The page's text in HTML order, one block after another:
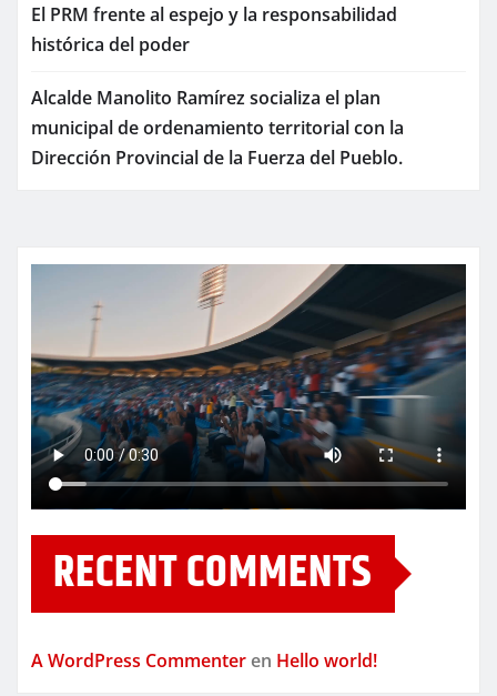
El PRM frente al espejo y la responsabilidad
histórica del poder
Alcalde Manolito Ramírez socializa el plan
municipal de ordenamiento territorial con la
Dirección Provincial de la Fuerza del Pueblo.
RECENT COMMENTS
A WordPress Commenter en Hello world!